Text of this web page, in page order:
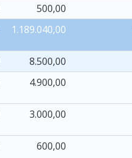
500,00
1.189.040,00
8.500,00
4.900,00
3.000,00
600,00